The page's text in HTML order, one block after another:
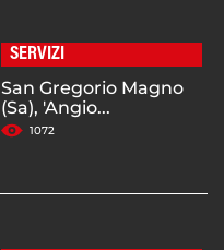
SERVIZI
San Gregorio Magno
(Sa), 'Angio...
1072